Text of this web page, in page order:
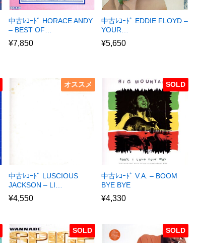
中古ﾚｺｰﾄﾞ HORACE ANDY
– BEST OF…
¥7,850
中古ﾚｺｰﾄﾞ EDDIE FLOYD –
YOUR…
¥5,650
オススメ
中古ﾚｺｰﾄﾞ LUSCIOUS
JACKSON – LI…
¥4,550
SOLD
中古ﾚｺｰﾄﾞ V.A. – BOOM
BYE BYE
¥4,330
SOLD SOLD